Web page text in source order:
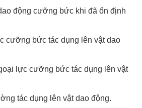
động cưỡng bức khi đã ổn định
cưỡng bức tác dụng lên vật dao
lực cưỡng bức tác dụng lên vật
tác dụng lên vật dao động.